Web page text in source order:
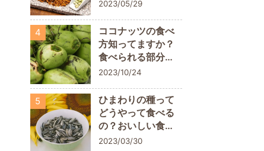
2023/05/29
ココナッツの食べ
方知ってますか？
食べられる部分に
ついておさらいし
2023/10/24
4
ひまわりの種って
どうやって食べる
の？おいしい食べ
方や栄養素を解説
2023/03/30
5